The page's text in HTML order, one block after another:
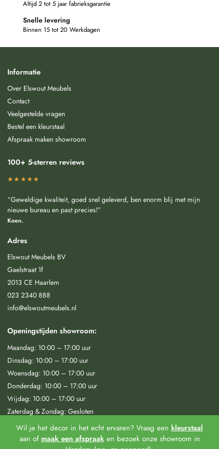
Wil je het decor in het echt ervaren? Vraag een kleurstaal
aan of maak een afspraaken bezoek onze showroom in
Altijd 2 tot 5 jaar fabrieksgarantie
Snelle levering
Binnen 15 tot 20 Werkdagen
Informatie
Over Elswout Meubels
Contact
Veelgestelde vragen
Bestel een kleurstaal
Afspraak maken showroom
100+ 5-sterren reviews
★★★★★
“Geweldige kwaliteit, goed snel geleverd, ben enorm blij met mijn
nieuwe bureau en past precies!”
Koen.
Adres
Elswout Meubels BV
Gaelstraat 1f
2013 CE Haarlem
023 2340 888
info@elswoutmeubels.nl
Openingstijden showroom:
Maandag: 10:00 – 17:00 uur
Dinsdag: 10:00 – 17:00 uur
Woensdag: 10:00 – 17:00 uur
Donderdag: 10:00 – 17:00 uur
Vrijdag: 10:00 – 17:00 uur
Zaterdag & Zondag: Gesloten
Elswout Meubels 2025 © | KVK: 94263329 | BTW: 866698966B01